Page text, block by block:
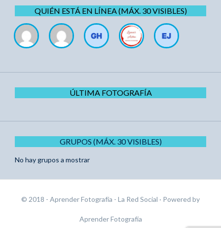
QUIÉN ESTÁ EN LÍNEA (MÁX. 30 VISIBLES)
ÚLTIMA FOTOGRAFÍA
GRUPOS (MÁX. 30 VISIBLES)
No hay grupos a mostrar
© 2018 - Aprender Fotografía - La Red Social · Powered by
Aprender Fotografía